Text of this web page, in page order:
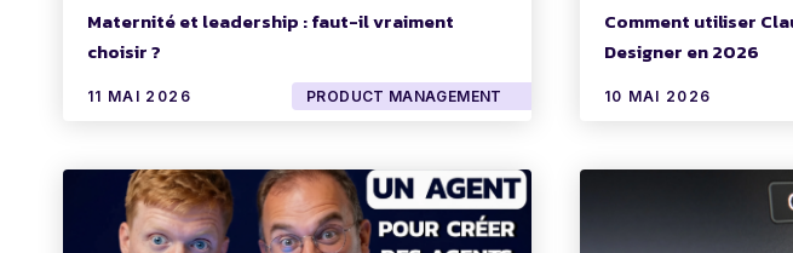
Maternité et leadership : faut-il vraiment
choisir ?
11 MAI 2026 PRODUCT MANAGEMENT
Comment utiliser
Designer en 2026
10 MAI 2026